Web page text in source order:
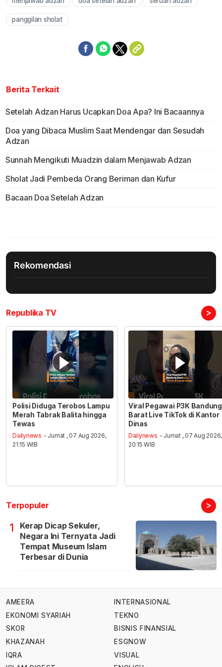
Mute
panggilan sholat
Berita Terkait
Setelah Adzan Harus Ucapkan Doa Apa? Ini Bacaannya
Doa yang Dibaca Muslim Saat Mendengar dan Sesudah
Adzan
Sunnah Mengikuti Muadzin dalam Menjawab Adzan
Sholat Jadi Pembeda Orang Beriman dan Kufur
Bacaan Doa Setelah Adzan
Rekomendasi
Republika TV >
Polisi Diduga Terobos Lampu
Merah Tabrak Balita hingga
Tewas
Dailynews - Jumat , 07 Aug 2026,
21:15 WIB
Viral Pegawai P3K Bandung
Barat Live TikTok di Kantor
Dinas
Dailynews - Jumat , 07 Aug 2026,
20:15 WIB
Terpopuler >
1
Kerap Dicap Sekuler,
Negara Ini Ternyata Jadi
Tempat Museum Islam
Terbesar di Dunia
AMEERA
EKONOMI SYARIAH
SKOR
KHAZANAH
IQRA
INTERNASIONAL
TEKNO
BISNIS FINANSIAL
ESGNOW
VISUAL